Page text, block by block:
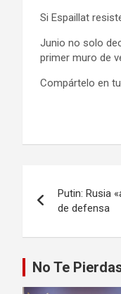
Si Espaillat
Junio no solo
primer muro de
Compártelo en
de
entradas
Putin: Rusia
de defensa
No Te